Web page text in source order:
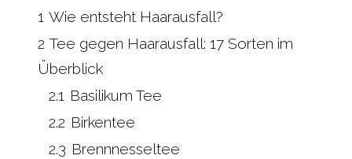
1 Wie entsteht Haarausfall?
2 Tee gegen Haarausfall: 17 Sorten im
Überblick
2.1 Basilikum Tee
2.2 Birkentee
2.3 Brennnesseltee